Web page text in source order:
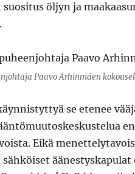
öljyn ja
Paavo Arhinmäen
se etenee
Eikä
sähköiset